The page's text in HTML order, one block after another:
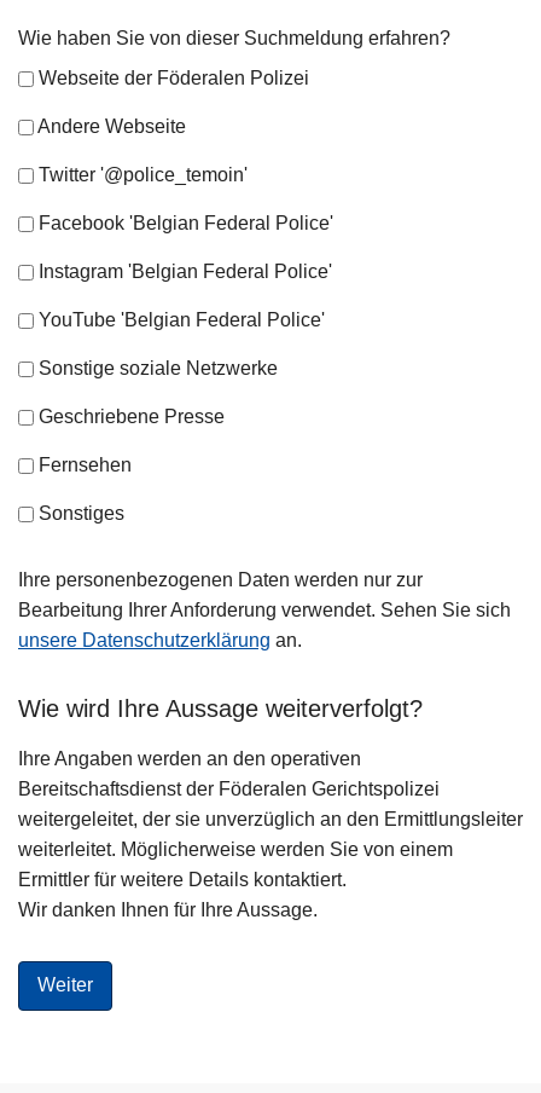
Wie haben Sie von dieser Suchmeldung erfahren?
Webseite der Föderalen Polizei
Andere Webseite
Twitter '@police_temoin'
Facebook 'Belgian Federal Police'
Instagram 'Belgian Federal Police'
YouTube 'Belgian Federal Police'
Sonstige soziale Netzwerke
Geschriebene Presse
Fernsehen
Sonstiges
Ihre personenbezogenen Daten werden nur zur
Bearbeitung Ihrer Anforderung verwendet. Sehen Sie sich
unsere Datenschutzerklärung an.
Wie wird Ihre Aussage weiterverfolgt?
Ihre Angaben werden an den operativen
Bereitschaftsdienst der Föderalen Gerichtspolizei
weitergeleitet, der sie unverzüglich an den Ermittlungsleiter
weiterleitet. Möglicherweise werden Sie von einem
Ermittler für weitere Details kontaktiert.
Wir danken Ihnen für Ihre Aussage.